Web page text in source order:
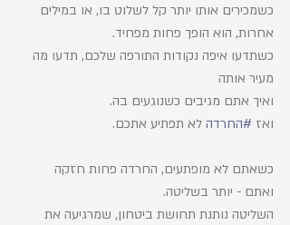
כשמכירים אותו יותר קל לשלוט בו, או במילים
אחרות, הוא הופך פחות מפחיד.
כשתדעו איפה נקודות התורפה שלכם, תדעו מה
מעיר אותה
ואיך אתם מגיבים כשנוגעים בה.
ואז #החרדה לא תפתיע אתכם.
כשאתם לא מופתעים, החרדה פחות חזקה
ואתם - יותר בשליטה.
השליטה נותנת תחושת ביטחון, שמרגיעה את